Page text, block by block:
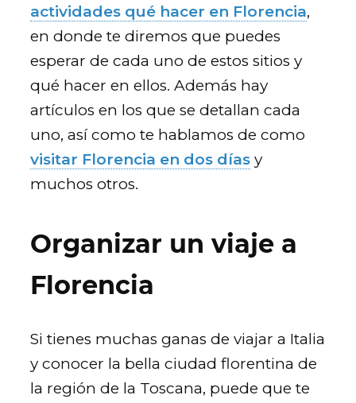
actividades qué hacer en Florencia,
en donde te diremos que puedes
esperar de cada uno de estos sitios y
qué hacer en ellos. Además hay
artículos en los que se detallan cada
uno, así como te hablamos de como
visitar Florencia en dos días y
muchos otros.
Organizar un viaje a
Florencia
Si tienes muchas ganas de viajar a Italia
y conocer la bella ciudad florentina de
la región de la Toscana, puede que te